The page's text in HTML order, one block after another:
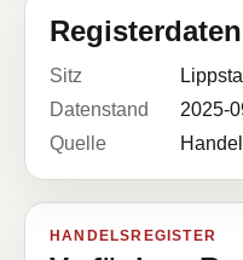
Registerdaten
Sitz
Datenstand
2025-
Quelle
HANDELSREGISTER